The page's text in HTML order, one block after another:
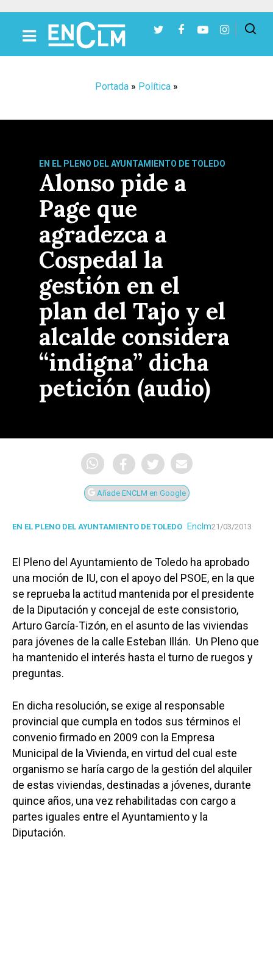
Portada » Política »
EN EL PLENO DEL AYUNTAMIENTO DE TOLEDO
Alonso pide a
Page que
agradezca a
Cospedal la
gestión en el
plan del Tajo y el
alcalde considera
“indigna” dicha
petición (audio)
Añade ENCLM en Google
EN EL PLENO DEL AYUNTAMIENTO DE TOLEDO Enclm21/03/2013
El Pleno del Ayuntamiento de Toledo ha aprobado
una moción de IU, con el apoyo del PSOE, en la que
se reprueba la actitud mantenida por el presidente
de la Diputación y concejal de este consistorio,
Arturo García-Tizón, en el asunto de las viviendas
para jóvenes de la calle Esteban Illán. Un Pleno que
ha mantenido el interés hasta el turno de ruegos y
preguntas.
En dicha resolución, se exige al responsable
provincial que cumpla en todos sus términos el
convenio firmado en 2009 con la Empresa
Municipal de la Vivienda, en virtud del cual este
organismo se haría cargo de la gestión del alquiler
de estas viviendas, destinadas a jóvenes, durante
quince años, una vez rehabilitadas con cargo a
partes iguales entre el Ayuntamiento y la
Diputación.